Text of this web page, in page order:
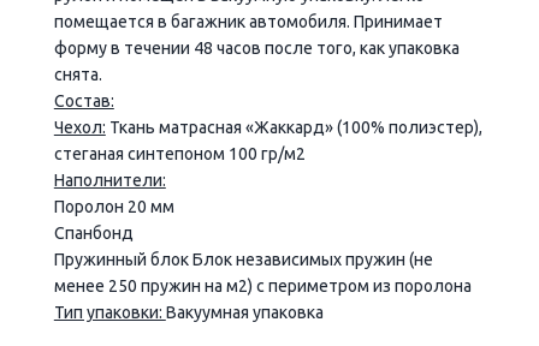
помещается в багажник автомобиля. Принимает
форму в течении 48 часов после того, как упаковка
снята.
Состав:
Чехол: Ткань матрасная «Жаккард» (100% полиэстер),
стеганая синтепоном 100 гр/м2
Наполнители:
Поролон 20 мм
Спанбонд
Пружинный блок Блок независимых пружин (не
менее 250 пружин на м2) с периметром из поролона
Тип упаковки: Вакуумная упаковка